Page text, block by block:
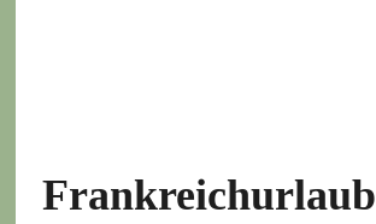
Frankreichurlaub